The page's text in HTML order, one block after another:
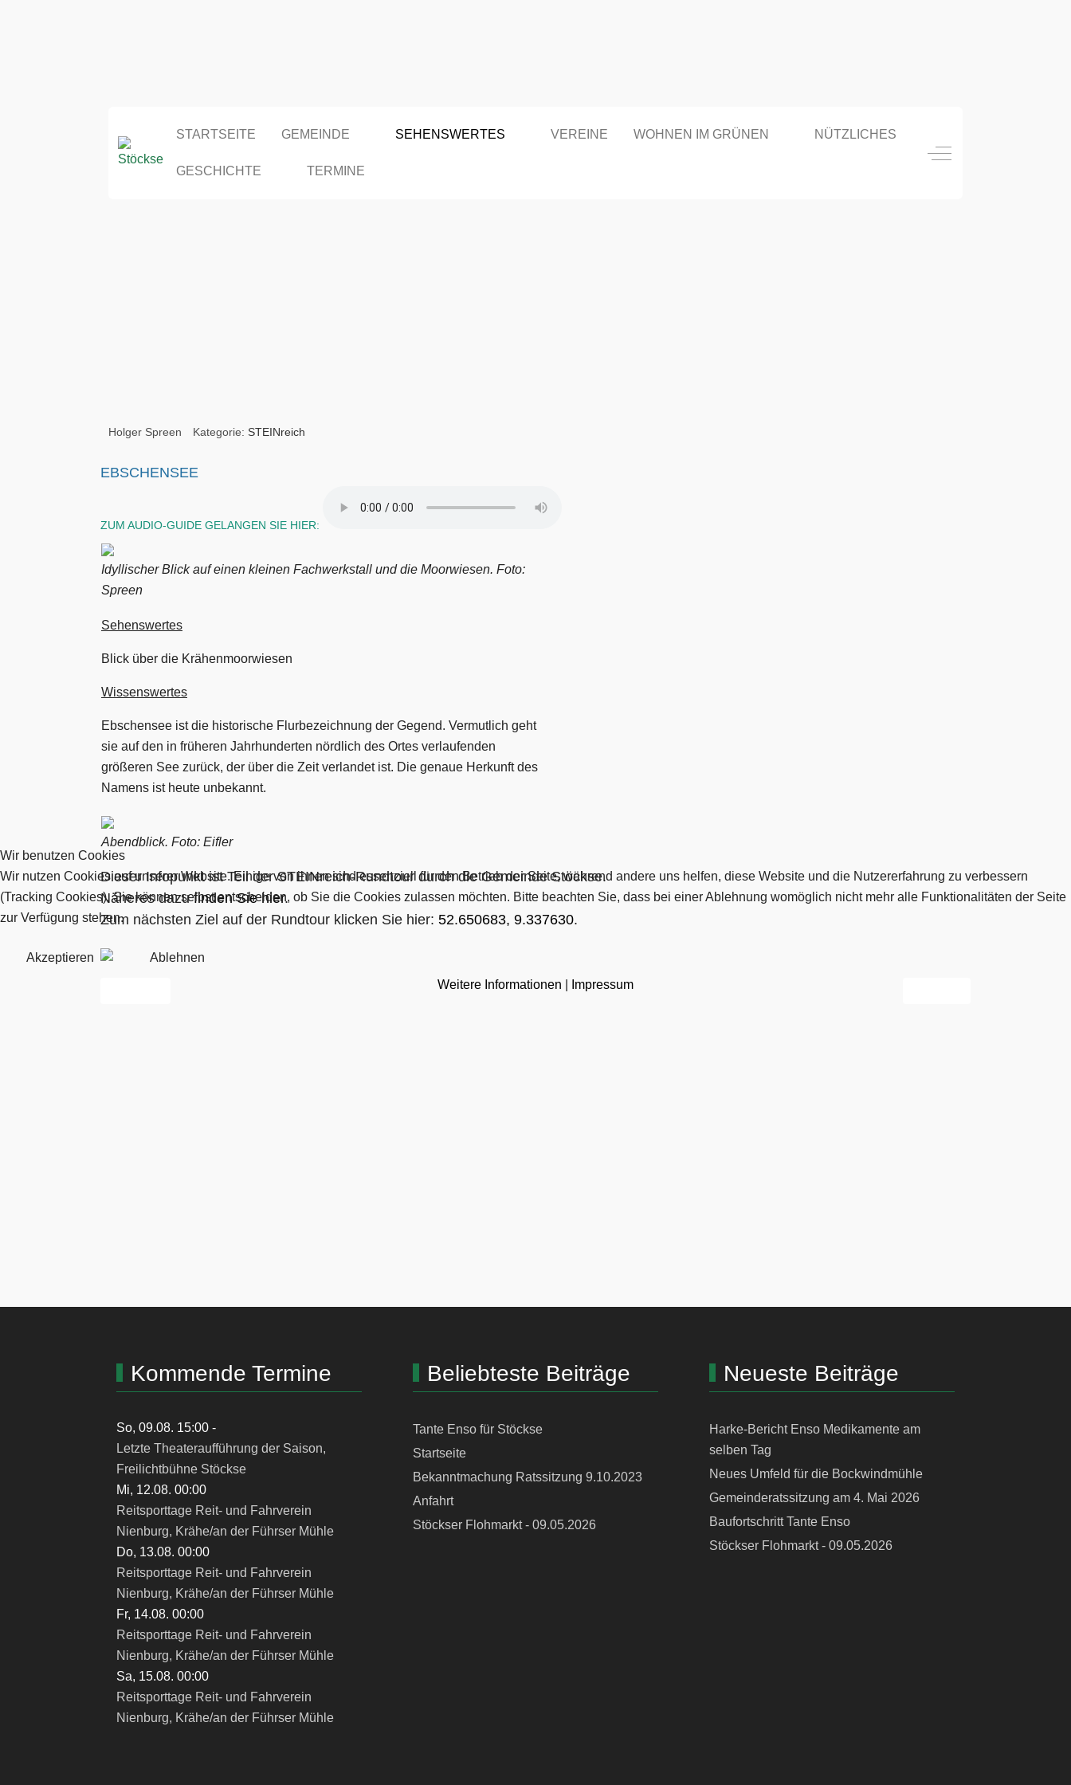
STARTSEITE GEMEINDE SEHENSWERTES VEREINE WOHNEN IM GRÜNEN NÜTZLICHES
GESCHICHTE TERMINE
Off-Canvas Toggle
Holger Spreen Kategorie: STEINreich
EBSCHENSEE
ZUM AUDIO-GUIDE GELANGEN SIE HIER:
Idyllischer Blick auf einen kleinen Fachwerkstall und die Moorwiesen. Foto:
Spreen
Sehenswertes
Blick über die Krähenmoorwiesen
Wissenswertes
Ebschensee ist die historische Flurbezeichnung der Gegend. Vermutlich geht
sie auf den in früheren Jahrhunderten nördlich des Ortes verlaufenden
größeren See zurück, der über die Zeit verlandet ist. Die genaue Herkunft des
Namens ist heute unbekannt.
Abendblick. Foto: Eifler
Dieser Infopunkt ist Teil der STEINreich-Rundtour durch die Gemeinde Stöckse.
Näheres dazufinden Sie hier.
Zum nächsten Ziel auf der Rundtour klicken Sie hier: 52.650683, 9.337630.
Kommende Termine
So, 09.08. 15:00 -
Letzte Theateraufführung der Saison,
Freilichtbühne Stöckse
Mi, 12.08. 00:00
Reitsporttage Reit- und Fahrverein
Nienburg, Krähe/an der Führser Mühle
Do, 13.08. 00:00
Reitsporttage Reit- und Fahrverein
Nienburg, Krähe/an der Führser Mühle
Fr, 14.08. 00:00
Reitsporttage Reit- und Fahrverein
Nienburg, Krähe/an der Führser Mühle
Sa, 15.08. 00:00
Reitsporttage Reit- und Fahrverein
Nienburg, Krähe/an der Führser Mühle
Beliebteste Beiträge
Tante Enso für Stöckse
Startseite
Bekanntmachung Ratssitzung 9.10.2023
Anfahrt
Stöckser Flohmarkt - 09.05.2026
Neueste Beiträge
Harke-Bericht Enso Medikamente am
selben Tag
Neues Umfeld für die Bockwindmühle
Gemeinderatssitzung am 4. Mai 2026
Baufortschritt Tante Enso
Stöckser Flohmarkt - 09.05.2026
Wir benutzen Cookies
Wir nutzen Cookies auf unserer Website. Einige von ihnen sind essenziell für den Betrieb der Seite, während andere uns helfen, diese Website und die Nutzererfahrung zu verbessern
(Tracking Cookies). Sie können selbst entscheiden, ob Sie die Cookies zulassen möchten. Bitte beachten Sie, dass bei einer Ablehnung womöglich nicht mehr alle Funktionalitäten der Seite
zur Verfügung stehen.
Akzeptieren
Ablehnen
Weitere Informationen
Impressum